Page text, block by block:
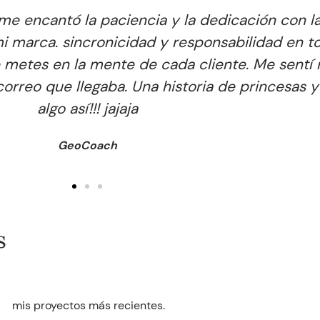
responsable e inteligente. Me
su entrega fue a tiempo y forma y
proyecto tan esperado, por cuidar cada
cumplida con tu trabajo.
mis proyectos más recientes.